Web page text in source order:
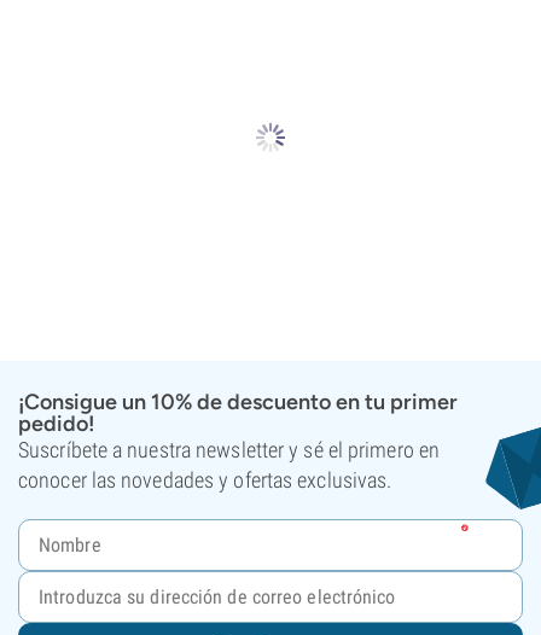
¡Consigue un 10% de descuento en tu primer
pedido!
Suscríbete a nuestra newsletter y sé el primero en
conocer las novedades y ofertas exclusivas.